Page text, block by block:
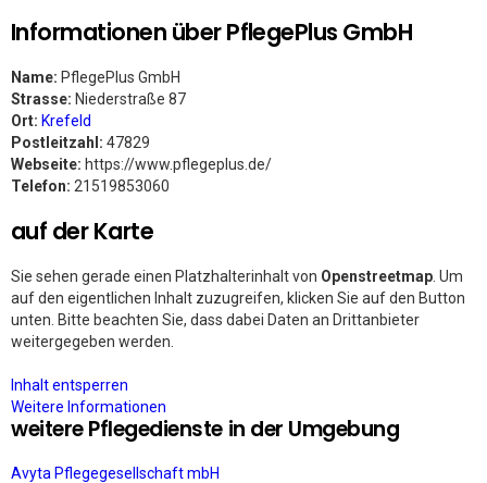
Informationen über PflegePlus GmbH
Name: PflegePlus GmbH
Strasse: Niederstraße 87
Ort: Krefeld
Postleitzahl: 47829
Webseite: https://www.pflegeplus.de/
Telefon: 21519853060
auf der Karte
Sie sehen gerade einen Platzhalterinhalt von Openstreetmap . Um
auf den eigentlichen Inhalt zuzugreifen, klicken Sie auf den Button
unten. Bitte beachten Sie, dass dabei Daten an Drittanbieter
weitergegeben werden.
Inhalt entsperren
Weitere Informationen
weitere Pflegedienste in der Umgebung
Avyta Pflegegesellschaft mbH